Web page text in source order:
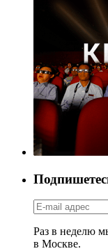
Раз в неделю
в Москве.